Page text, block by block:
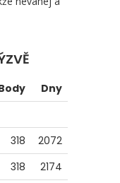
Dny
318
2072
318 2174